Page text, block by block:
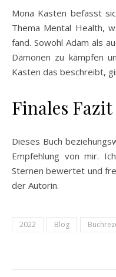
Mona Kasten befasst
Thema Mental Health,
fand. Sowohl Adam als
Dämonen zu kämpfen
Kasten das beschreibt,
Finales Fazit
Dieses Buch
Empfehlung von mir.
Sternen bewertet und
der Autorin.
2022 Blog